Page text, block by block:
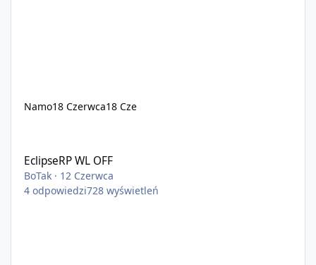
Namo18 Czerwca18 Cze
EclipseRP WL OFF
BoTak · 12 Czerwca
4 odpowiedzi728 wyświetleń